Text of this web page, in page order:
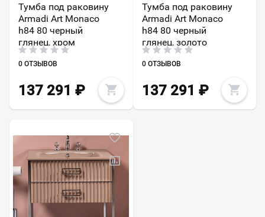
Тумба под раковину
Armadi Art Monaco
h84 80 черный
глянец, хром
0 ОТЗЫВОВ
137 291 ₽
Тумба под раковину
Armadi Art Monaco
h84 80 черный
глянец, золото
0 ОТЗЫВОВ
137 291 ₽